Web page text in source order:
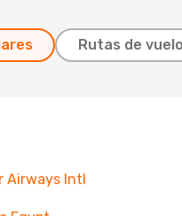
Rutas de
Airways Intl